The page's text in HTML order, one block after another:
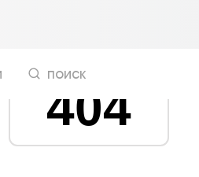
поиск
404